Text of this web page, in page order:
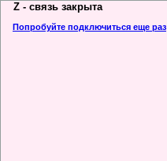
Z - связь закрыта
Попробуйте подключиться еще раз